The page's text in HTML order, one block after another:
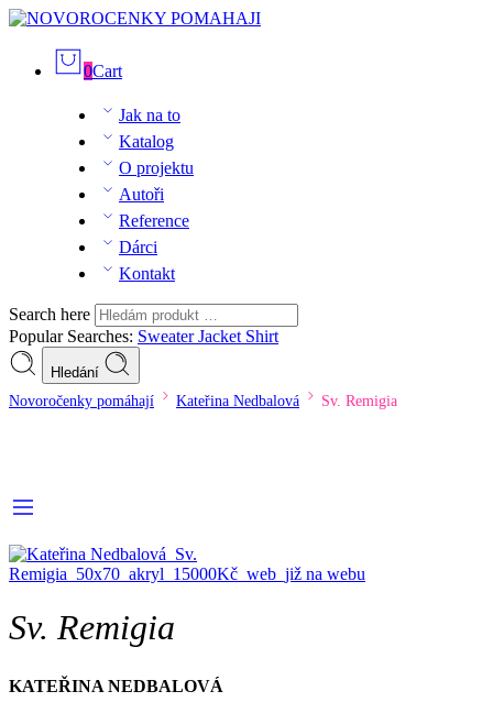
0Cart
Jak na to
Katalog
O projektu
Autoři
Reference
Dárci
Kontakt
Search here
Popular Searches: SweaterJacket Shirt
Hledání
Novoročenky pomáhají Kateřina Nedbalová Sv. Remigia
Sv. Remigia
KATEŘINA NEDBALOVÁ